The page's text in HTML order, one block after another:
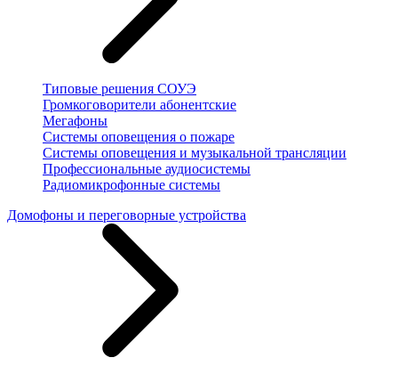
Типовые решения СОУЭ
Громкоговорители абонентские
Мегафоны
Системы оповещения о пожаре
Системы оповещения и музыкальной трансляции
Профессиональные аудиосистемы
Радиомикрофонные системы
Домофоны и переговорные устройства